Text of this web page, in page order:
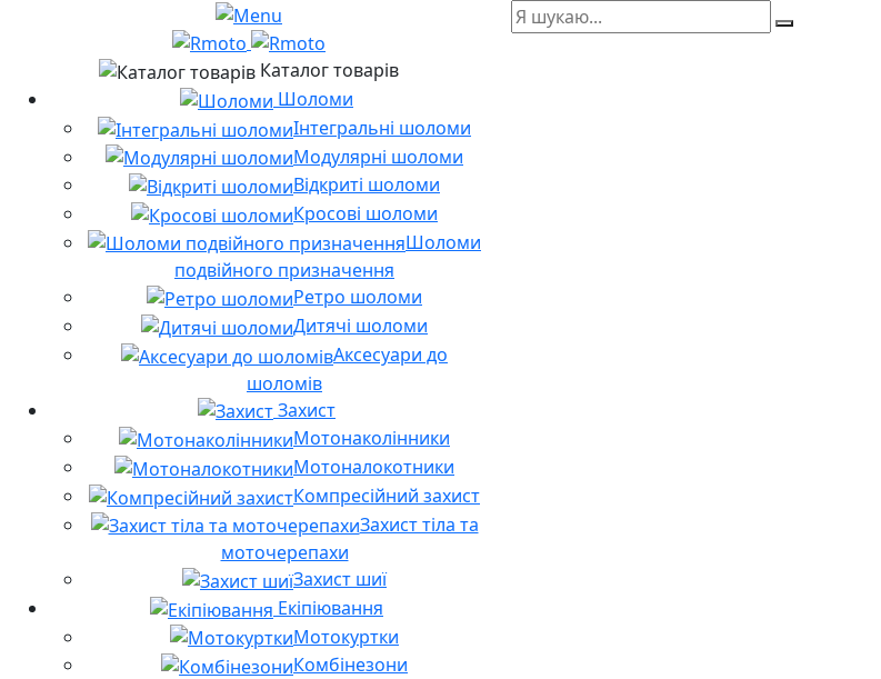
Каталог товарів
Шоломи
Інтегральні шоломи
Модулярні шоломи
Відкриті шоломи
Кросові шоломи
Шоломи
подвійного призначення
Ретро шоломи
Дитячі шоломи
Аксесуари до
шоломів
Захист
Мотонаколінники
Мотоналокотники
Компресійний захист
Захист тіла та
моточерепахи
Захист шиї
Екіпіювання
Мотокуртки
Комбінезони